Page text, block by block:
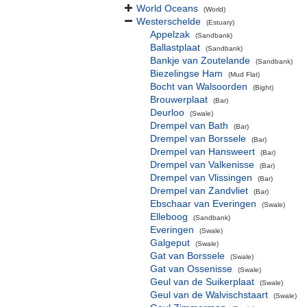
World Oceans
(World)
Westerschelde (Estuary)
Appelzak (Sandbank)
Ballastplaat (Sandbank)
Bankje van Zoutelande (Sandbank)
Biezelingse Ham (Mud Flat)
Bocht van Walsoorden (Bight)
Brouwerplaat (Bar)
Deurloo (Swale)
Drempel van Bath (Bar)
Drempel van Borssele (Bar)
Drempel van Hansweert (Bar)
Drempel van Valkenisse (Bar)
Drempel van Vlissingen (Bar)
Drempel van Zandvliet (Bar)
Ebschaar van Everingen (Swale)
Elleboog (Sandbank)
Everingen (Swale)
Galgeput (Swale)
Gat van Borssele (Swale)
Gat van Ossenisse (Swale)
Geul van de Suikerplaat (Swale)
Geul van de Walvischstaart (Swale)